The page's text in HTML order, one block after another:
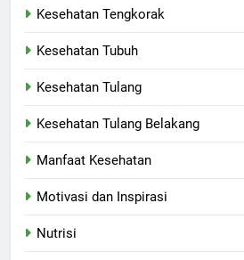
Kesehatan Tengkorak
Kesehatan Tubuh
Kesehatan Tulang
Kesehatan Tulang Belakang
Manfaat Kesehatan
Motivasi dan Inspirasi
Nutrisi